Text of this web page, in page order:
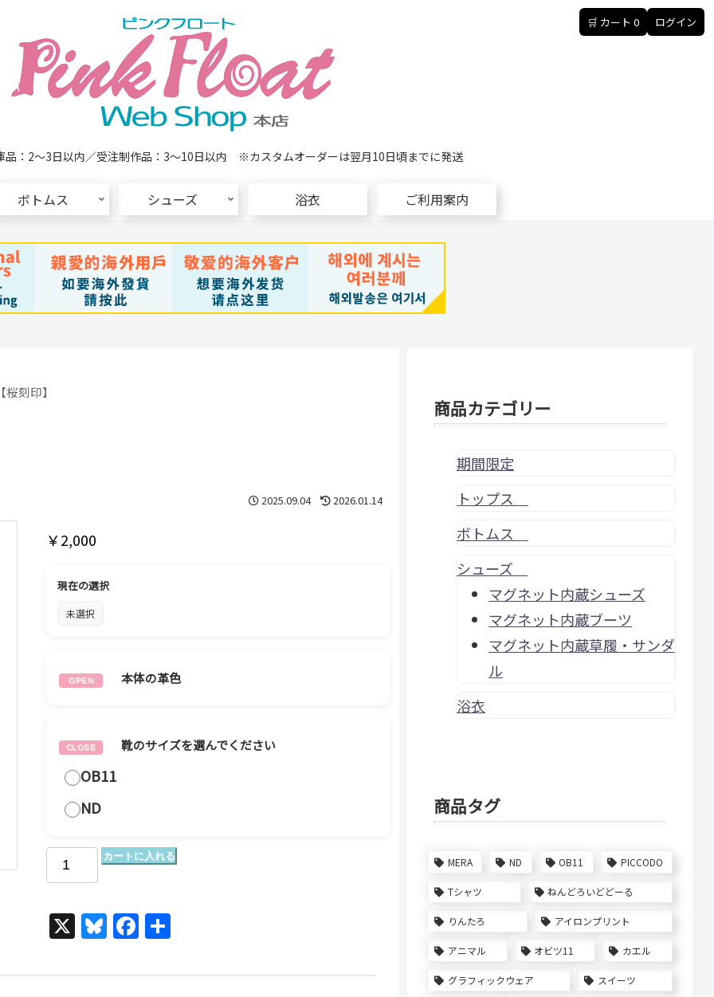
：2～3日以内／受注制作品：3～10日以内 ※カスタムオーダーは翌月10日頃までに発送
ボトムス シューズ 浴衣 ご利用案内
刻印】
2025.09.04 2026.01.14
￥2,000
現在の選択
未選択
本体の革色
靴のサイズを選んでください
OB11
ND
カートに入れる
X Bl
u
e
F
a
c
商品カテゴリー
期間限定
トップス
ボトムス
シューズ
マグネット内蔵シューズ
マグネット内蔵ブーツ
マグネット内蔵草履・サンダ
ル
浴衣
商品タグ
MERA ND OB11 PICCODO
Tシャツ ねんどろいどどーる
りんたろ アイロンプリント
アニマル オビツ11 カエル
グラフィックウェア スイーツ
🛒 カート 0 ログイン